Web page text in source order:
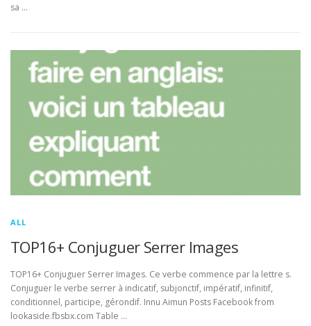
sa …
ALL
TOP16+ Conjuguer Serrer Images
TOP16+ Conjuguer Serrer Images. Ce verbe commence par la lettre s.
Conjuguer le verbe serrer à indicatif, subjonctif, impératif, infinitif,
conditionnel, participe, gérondif. Innu Aimun Posts Facebook from
lookaside.fbsbx.com Table …